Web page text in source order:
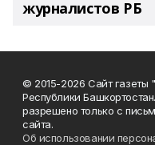
журналистов РБ
© 2015-2026 Сайт газеты
Республики
разрешено только с
сайта.
Об использовании